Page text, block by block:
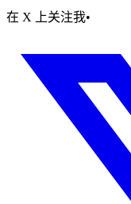
在 X 上关注我•